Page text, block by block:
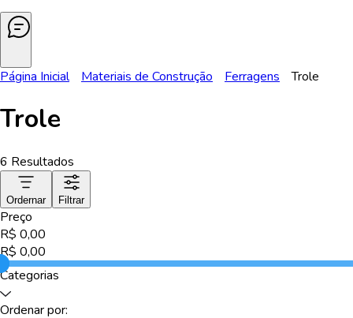
Página Inicial Materiais de Construção Ferragens Trole
Trole
6 Resultados
Ordernar Filtrar
Preço
R$ 0,00
R$ 0,00
Categorias
Ordenar por: